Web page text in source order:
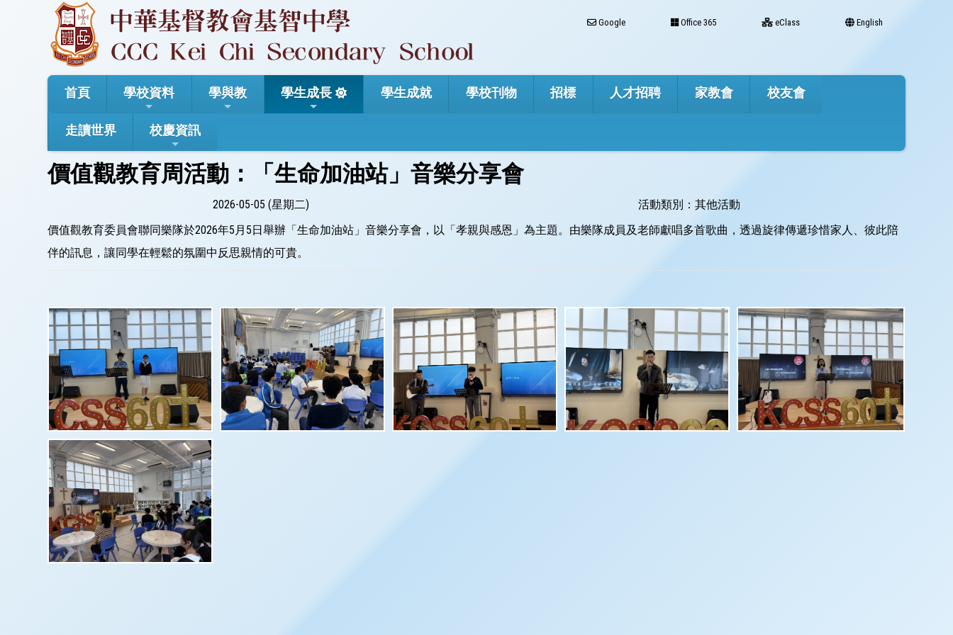
Google Office 365 eClass English
首頁 學校資料 學與教 學生成長 學生成就 學校刊物 招標 人才招聘 家教會 校友會
走讀世界 校慶資訊
價值觀教育周活動：「生命加油站」音樂分享會
2026-05-05 (星期二)
活動類別：其他活動
價值觀教育委員會聯同樂隊於2026年5月5日舉辦「生命加油站」音樂分享會，以「孝親與感恩」為主題。由樂隊成員及老師獻唱多首歌曲，透過旋律傳遞珍惜家人、彼此陪
伴的訊息，讓同學在輕鬆的氛圍中反思親情的可貴。